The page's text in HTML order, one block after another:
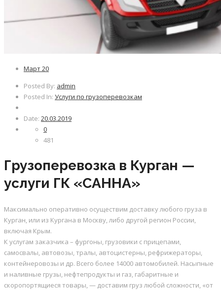
Март20
Posted By: admin
Posted In: Услуги по грузоперевозкам
Date: 20.03.2019
0
481
Грузоперевозка в Курган —
услуги ГК «САННА»
Максимально оперативно осуществим доставку любого груза в
Курган, или из Кургана в Москву, либо другой регион России,
включая Крым.
К услугам заказчика – фургоны, грузовики с прицепами,
самосвалы, автовозы, тралы, автоцистерны, рефрижераторы,
контейнеровозы и др. Всего более 14000 автомобилей. Насыпные
и наливные грузы, нефтепродукты и газ, габаритные и
скоропортящиеся товары, — доставим груз любой сложности, «от